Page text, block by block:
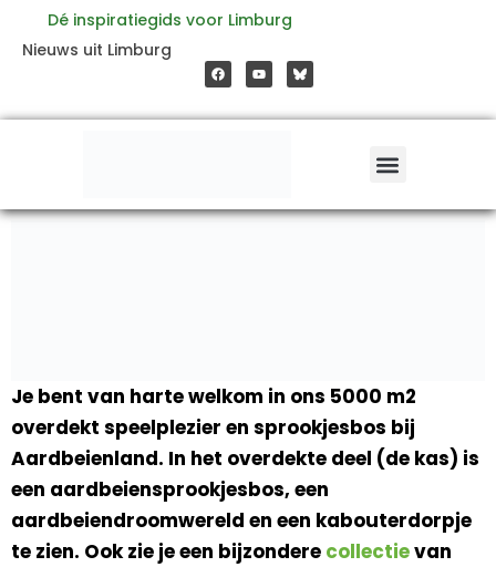
inhoud
Dé inspiratiegids voor Limburg
Nieuws uit Limburg
a
c
e
o
o
o
u
t
b
e
Je bent van harte welkom in ons 5000 m2
overdekt speelplezier en sprookjesbos bij
Aardbeienland. In het overdekte deel (de kas) is
een aardbeiensprookjesbos, een
aardbeiendroomwereld en een kabouterdorpje
te zien. Ook zie je een bijzondere collectievan